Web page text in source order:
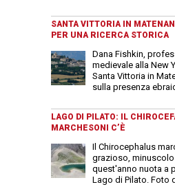
SANTA VITTORIA IN
PER UNA RICERCA STORICA
Dana Fishkin,
medievale alla New
Santa Vittoria in
sulla presenza
LAGO DI PILATO: IL
MARCHESONI C’È
Il Chirocephalus
grazioso,
quest'anno nuota a
Lago di Pilato. Foto